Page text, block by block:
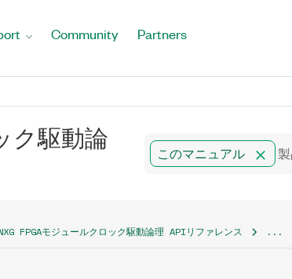
Community Partners
ク駆動論
このマニュアル
FPGAモジュールクロック駆動論理 APIリファレンス ...